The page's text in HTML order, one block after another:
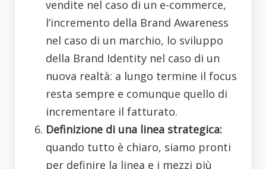
vendite nel caso di un e-commerce,
l’incremento della Brand Awareness
nel caso di un marchio, lo sviluppo
della Brand Identity nel caso di un
nuova realtà: a lungo termine il focus
resta sempre e comunque quello di
incrementare il fatturato.
Definizione di una linea strategica:
quando tutto è chiaro, siamo pronti
per definire la linea e i mezzi più